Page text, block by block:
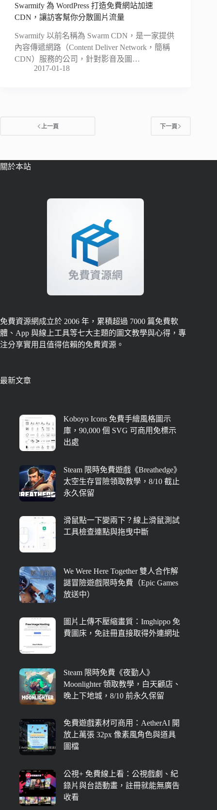
Swarmify 為 WordPress 打造免費網站加速
CDN，讓訪客幫你分散圖片流量
Swarmify 以前名稱為 Swarm CDN，是一家提供
內容傳遞網路（Content Deliver Network，簡稱
CDN）服務的公司，針對影音及圖…
2017-01-18
上一頁 下一頁
關於本站
免費資源網成立於 2006 年，累積超過 7000 篇免費軟
體、App 與線上工具等七大主題的圖文教學與心得，專
注分享實用且值得信賴的免費資源。
最新文章
Koboyo Icons 免費手繪風格圖示
庫，90,000 個 SVG 可商用免標示
出處
Steam 限時免費遊戲《Breathedge》
太空生存冒險領取教學，8/10 截止
永久保留
滑鼠點一下變兩下？線上滑鼠測試
工具檢查連點與拖曳中斷
We Were Here Together 雙人合作解
謎冒險遊戲限時免費（Epic Games
放送中）
圖片上傳不壓縮畫質：Imghippo 免
費圖床，免註冊直接取得外連網址
Steam 限時免費《夜勤人》
Moonlighter 領取教學，白天顧店、
晚上下地城，8/10 前永久保留
免費遊戲素材可商用：AetherAI 開
放上萬張 32px 像素風角色與道具
圖檔
公視+ 免費線上看：公視戲劇、紀
錄片與台語動畫，註冊就能無廣告
收看